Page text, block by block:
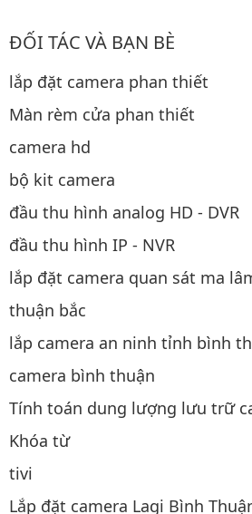
ĐỐI TÁC VÀ BẠN BÈ
lắp đặt camera phan thiết
Màn rèm cửa phan thiết
camera hd
bộ kit camera
đầu thu hình analog HD - DVR
đầu thu hình IP - NVR
lắp đặt camera quan sát ma
thuận bắc
lắp camera an ninh tỉnh bình
camera bình thuận
Tính toán dung lượng lưu trữ
Khóa từ
tivi
Lắp đặt camera Lagi Bình